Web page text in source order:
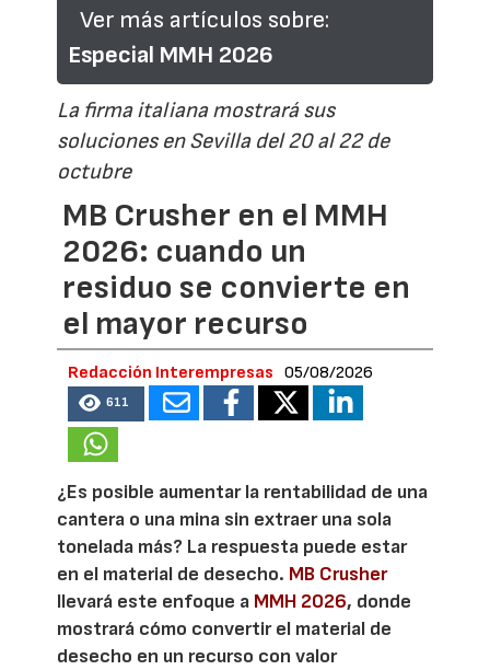
Ver más artículos sobre:
Especial MMH 2026
La firma italiana mostrará sus
soluciones en Sevilla del 20 al 22 de
octubre
MB Crusher en el MMH
2026: cuando un
residuo se convierte en
el mayor recurso
Redacción Interempresas 05/08/2026
611
¿Es posible aumentar la rentabilidad de una
cantera o una mina sin extraer una sola
tonelada más? La respuesta puede estar
en el material de desecho. MB Crusher
llevará este enfoque a MMH 2026, donde
mostrará cómo convertir el material de
desecho en un recurso con valor